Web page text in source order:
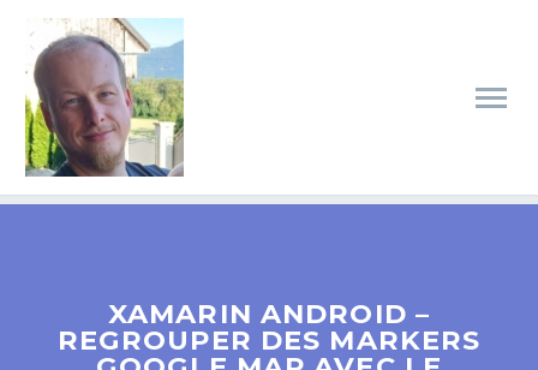
XAMARIN ANDROID –
REGROUPER DES MARKERS